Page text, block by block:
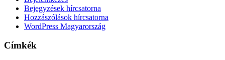
Bejegyzések hírcsatorna
Hozzászólások hírcsatorna
WordPress Magyarország
Címkék